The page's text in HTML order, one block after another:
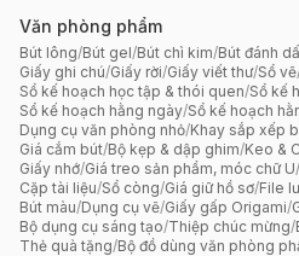
Văn phòng phẩm
Bút lông/Bút gel/Bút chì kim/Bút đánh
Giấy ghi chú/Giấy rời/Giấy viết thư/Sổ vẽ
Sổ kế hoạch học tập & thói quen/Sổ kế
Sổ kế hoạch hằng ngày/Sổ kế hoạch
Dụng cụ văn phòng nhỏ/Khay sắp xếp
Giá cắm bút/Bộ kẹp & dập ghim/Keo &
Giấy nhớ/Giá treo sản phẩm, móc chữ U/
Cặp tài liệu/Sổ còng/Giá giữ hồ sơ/File
Bút màu/Dụng cụ vẽ/Giấy gấp Origami/
Bộ dụng cụ sáng tạo/Thiệp chúc mừng/
Thẻ quà tặng/Bộ đồ dùng văn phòng